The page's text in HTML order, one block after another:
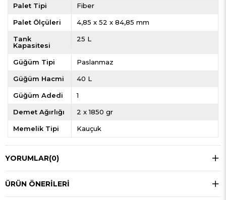
Palet Tipi Fiber
Palet Ölçüleri 4,85 x 52 x 84,85 mm
Tank
Kapasitesi
25 L
Güğüm Tipi Paslanmaz
Güğüm Hacmi 40 L
Güğüm Adedi 1
Demet Ağırlığı 2 x 1850 gr
Memelik Tipi Kauçuk
YORUMLAR(0)
ÜRÜN ÖNERILERI